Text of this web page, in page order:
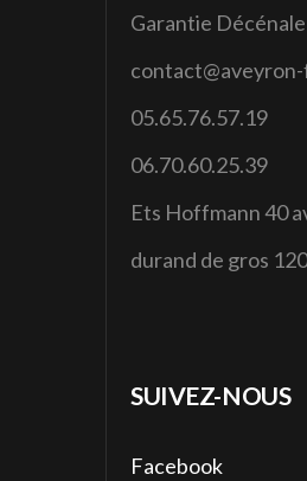
Garantie Décénale
05.65.76.57.19
06.70.60.25.39
Ets Hoffmann 40
durand de gros
SUIVEZ-NOUS
Facebook